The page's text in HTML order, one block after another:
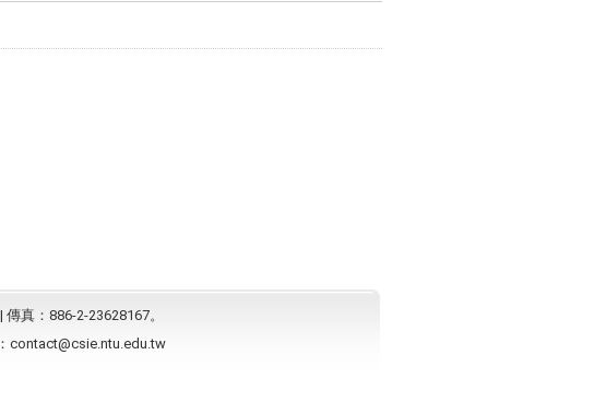
真：886-2-23628167。
contact@csie.ntu.edu.tw